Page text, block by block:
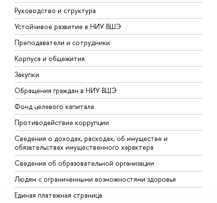
Руководство и структура
Устойчивое развитие в НИУ ВШЭ
Преподаватели и сотрудники
Корпуса и общежития
Закупки
Обращения граждан в НИУ ВШЭ
Фонд целевого капитала
Противодействие коррупции
Сведения о доходах, расходах, об имуществе и
обязательствах имущественного характера
Сведения об образовательной организации
Людям с ограниченными возможностями здоровья
Единая платежная страница